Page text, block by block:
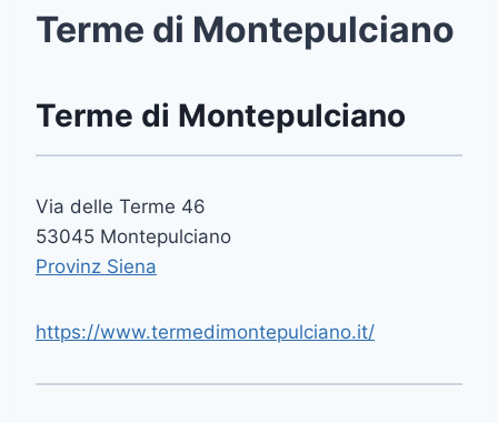
Terme di Montepulciano
Terme di Montepulciano
Via delle Terme 46
53045 Montepulciano
Provinz Siena
https://www.termedimontepulciano.it/